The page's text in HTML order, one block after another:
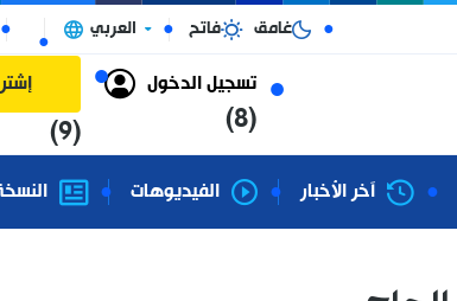
تسجيل الدخول إشتراك
فاتح العربي الجزائر
آخر الأخبار الفيديوهات النسخة الورقية